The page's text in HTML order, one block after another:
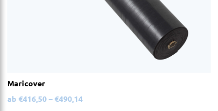
Maricover
ab €416,50– €490,14